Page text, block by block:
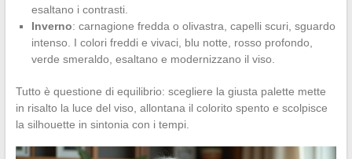
esaltano i contrasti.
Inverno: carnagione fredda o olivastra, capelli scuri, sguardo
intenso. I colori freddi e vivaci, blu notte, rosso profondo,
verde smeraldo, esaltano e modernizzano il viso.
Tutto è questione di equilibrio: scegliere la giusta palette mette
in risalto la luce del viso, allontana il colorito spento e scolpisce
la silhouette in sintonia con i tempi.